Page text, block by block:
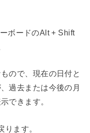
ボードのAlt + Shift
ので、現在の日付と
過去または今後の月
できます。
ます。